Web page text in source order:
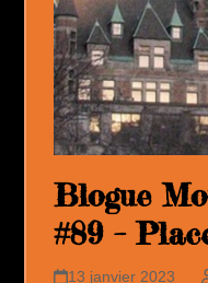
Blogue
#89 –
13 janvier 2023